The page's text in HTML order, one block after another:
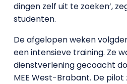
dingen zelf uit te zoeken’,
studenten.
De afgelopen weken
een intensieve training. Ze
dienstverlening gecoacht
MEE West-Brabant. De